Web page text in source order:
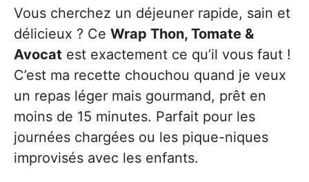
Vous cherchez un déjeuner rapide, sain et
délicieux ? Ce Wrap Thon, Tomate &
Avocat est exactement ce qu’il vous faut !
C’est ma recette chouchou quand je veux
un repas léger mais gourmand, prêt en
moins de 15 minutes. Parfait pour les
journées chargées ou les pique-niques
improvisés avec les enfants.